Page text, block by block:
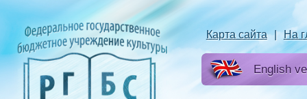
Карта сайта | На
English